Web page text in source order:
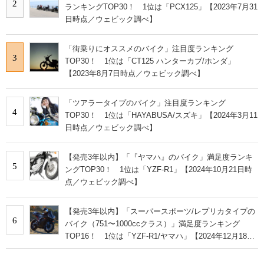
2
ランキングTOP30！ 1位は「PCX125」【2023年7月31
日時点／ウェビック調べ】
3
「街乗りにオススメのバイク」注目度ランキング
TOP30！ 1位は「CT125 ハンターカブ/ホンダ」
【2023年8月7日時点／ウェビック調べ】
4
「ツアラータイプのバイク」注目度ランキング
TOP30！ 1位は「HAYABUSA/スズキ」【2024年3月11
日時点／ウェビック調べ】
5
【発売3年以内】「『ヤマハ』のバイク」満足度ランキ
ングTOP30！ 1位は「YZF-R1」【2024年10月21日時
点／ウェビック調べ】
6
【発売3年以内】「スーパースポーツ/レプリカタイプの
バイク（751〜1000ccクラス）」満足度ランキング
TOP16！ 1位は「YZF-R1/ヤマハ」【2024年12月18日
時点／ウェビック調べ】